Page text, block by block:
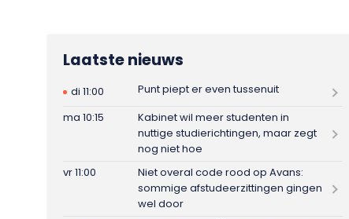
Laatste nieuws
di 11:00
Punt piept er even tussenuit
ma 10:15
Kabinet wil meer studenten in
nuttige studierichtingen, maar zegt
nog niet hoe
vr 11:00
Niet overal code rood op Avans:
sommige afstudeerzittingen gingen
wel door